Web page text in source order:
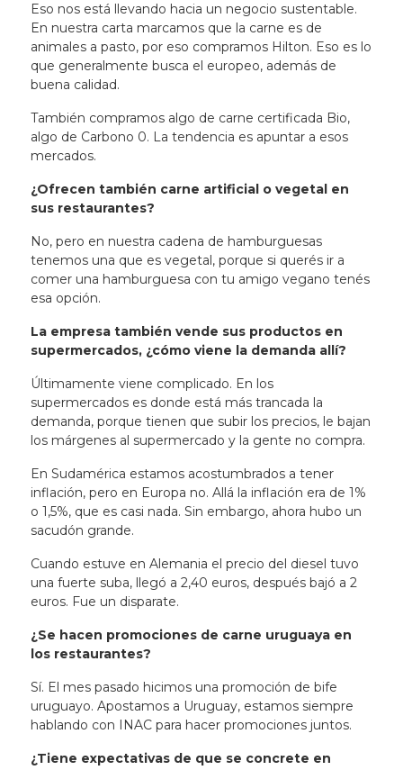
Eso nos está llevando hacia un negocio sustentable.
En nuestra carta marcamos que la carne es de
animales a pasto, por eso compramos Hilton. Eso es lo
que generalmente busca el europeo, además de
buena calidad.
También compramos algo de carne certificada Bio,
algo de Carbono 0. La tendencia es apuntar a esos
mercados.
¿Ofrecen también carne artificial o vegetal en
sus restaurantes?
No, pero en nuestra cadena de hamburguesas
tenemos una que es vegetal, porque si querés ir a
comer una hamburguesa con tu amigo vegano tenés
esa opción.
La empresa también vende sus productos en
supermercados, ¿cómo viene la demanda allí?
Últimamente viene complicado. En los
supermercados es donde está más trancada la
demanda, porque tienen que subir los precios, le bajan
los márgenes al supermercado y la gente no compra.
En Sudamérica estamos acostumbrados a tener
inflación, pero en Europa no. Allá la inflación era de 1%
o 1,5%, que es casi nada. Sin embargo, ahora hubo un
sacudón grande.
Cuando estuve en Alemania el precio del diesel tuvo
una fuerte suba, llegó a 2,40 euros, después bajó a 2
euros. Fue un disparate.
¿Se hacen promociones de carne uruguaya en
los restaurantes?
Sí. El mes pasado hicimos una promoción de bife
uruguayo. Apostamos a Uruguay, estamos siempre
hablando con INAC para hacer promociones juntos.
¿Tiene expectativas de que se concrete en